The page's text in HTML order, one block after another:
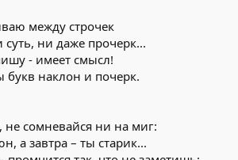
между строчек
ни даже прочерк...
- имеет смысл!
букв наклон и почерк.
не сомневайся ни на миг:
а завтра – ты старик...